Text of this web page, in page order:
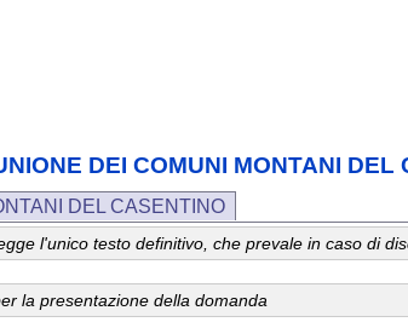
DEI COMUNI MONTANI DEL
DEL CASENTINO
l'unico testo definitivo, che prevale in caso di
la presentazione della domanda